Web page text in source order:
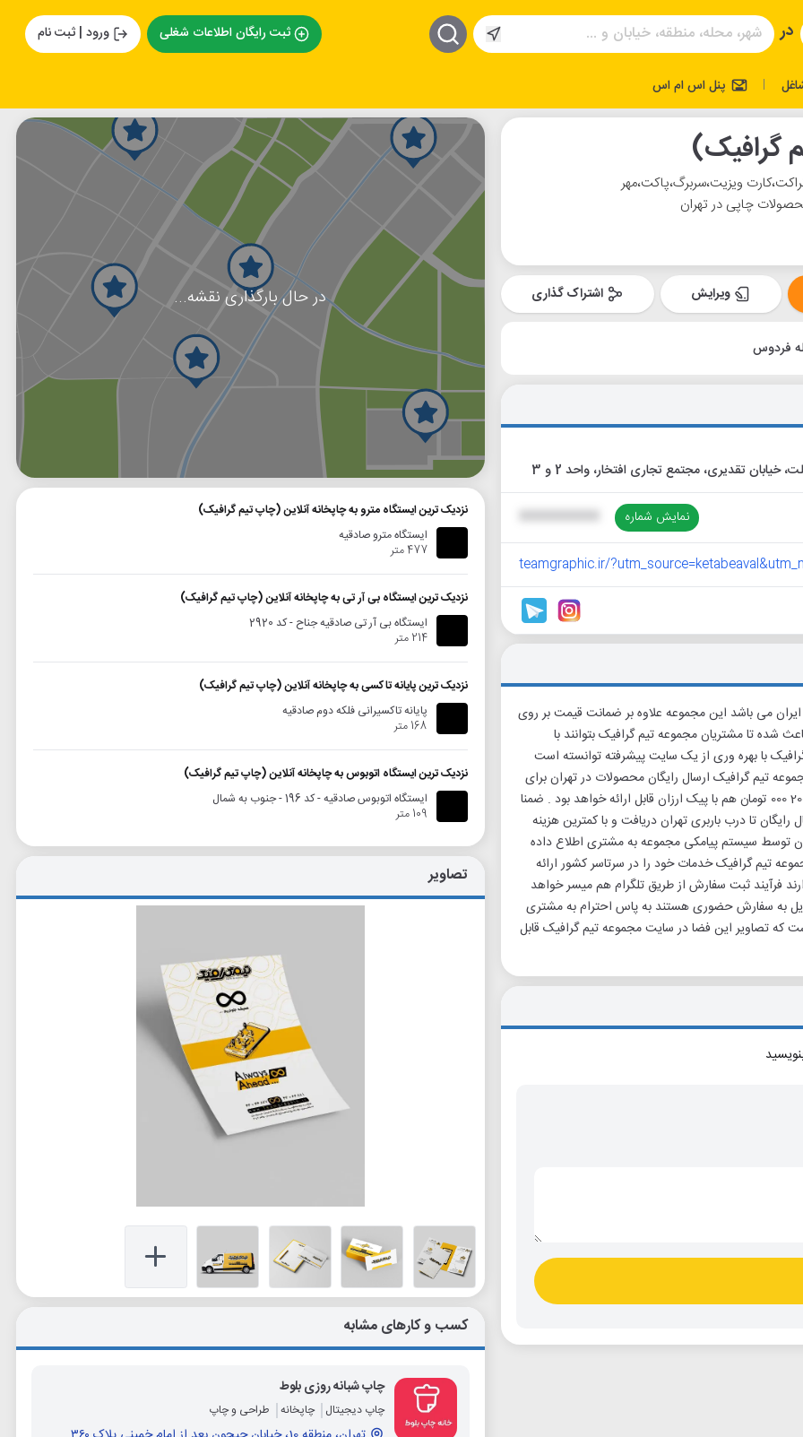
در ثبت رایگان اطلاعات شغلی ورود | ثبت نام
| پنل اس ام اس
گرافیک)
ویزیت،سربرگ،پاکت،مهر
محصولات چاپی در تهران
ویرایش اشتراک گذاری
فردوس
نمایش شماره XXXXXXXXXX
teamgraphic.ir/
می باشد این مجموعه علاوه بر ضمانت قیمت بر روی
تا مشتریان مجموعه تیم گرافیک بتوانند با
با بهره وری از یک سایت پیشرفته توانسته است
تیم گرافیک ارسال رایگان محصولات در تهران برای
سفارشات بالای 200 000 تومان می باشد . البته ناگفته نماد که ارسال های زیر 200 000 تومان هم با پیک ارزان قابل ارائه خواهد بود . ضمنا
تا درب باربری تهران دریافت و با کمترین هزینه
توسط سیستم پیامکی مجموعه به مشتری اطلاع داده
تیم گرافیک خدمات خود را در سرتاسر کشور ارائه
فرآیند ثبت سفارش از طریق تلگرام هم میسر خواهد
به سفارش حضوری هستند به پاس احترام به مشتری
که تصاویر این فضا در سایت مجموعه تیم گرافیک قابل
در حال بارگذاری نقشه...
نزدیک ترین ایستگاه مترو به چاپخانه آنلاین (چاپ تیم گرافیک)
ایستگاه مترو صادقیه
477 متر
نزدیک ترین ایستگاه بی آر تی به چاپخانه آنلاین (چاپ تیم گرافیک)
ایستگاه بی آر تی صادقیه جناح - کد 2920
214 متر
نزدیک ترین پایانه تاکسی به چاپخانه آنلاین (چاپ تیم گرافیک)
پایانه تاکسیرانی فلکه دوم صادقیه
168 متر
نزدیک ترین ایستگاه اتوبوس به چاپخانه آنلاین (چاپ تیم گرافیک)
ایستگاه اتوبوس صادقیه - کد 196 - جنوب به شمال
109 متر
تصاویر
کسب و کارهای مشابه
چاپ شبانه روزی بلوط
چاپ دیجیتال چاپخانه طراحی و چاپ